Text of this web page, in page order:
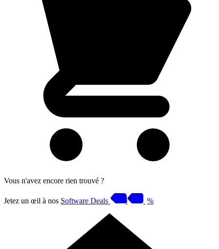
Vous n'avez encore rien trouvé ?
Jetez un œil à nos Software Deals %